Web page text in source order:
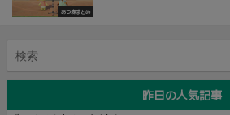
あつ森まとめ
昨日の人気記事